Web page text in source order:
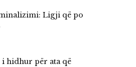
Ligji që po
hidhur për ata që